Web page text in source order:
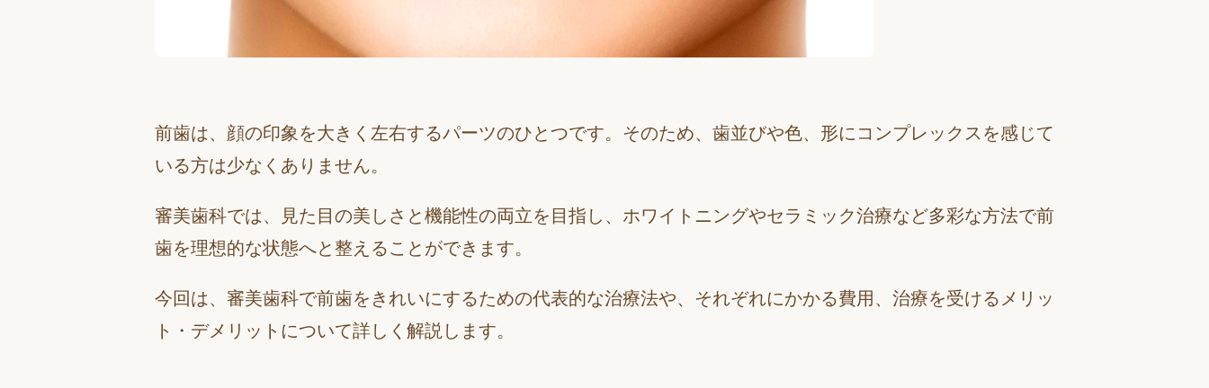
前歯は、顔の印象を大きく左右するパーツのひとつです。そのため、歯並びや色、形にコンプレックスを感じて
いる方は少なくありません。
審美歯科では、見た目の美しさと機能性の両立を目指し、ホワイトニングやセラミック治療など多彩な方法で前
歯を理想的な状態へと整えることができます。
今回は、審美歯科で前歯をきれいにするための代表的な治療法や、それぞれにかかる費用、治療を受けるメリッ
ト・デメリットについて詳しく解説します。